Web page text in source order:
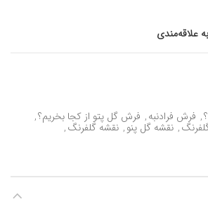
علاقه‌مندی
, فرش فرادنبه, فرش گل پتو از کجا بخریم؟,
, نقشه گل پنو, نقشه گلفرنگ,